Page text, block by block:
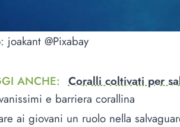
joakant @Pixabay
ANCHE: Coralli coltivati per
e barriera corallina
ai giovani un ruolo nella